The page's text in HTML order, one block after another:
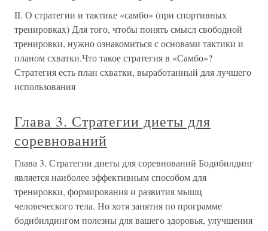
II. О стратегии и тактике «самбо» (при спортивных
тренировках) Для того, чтобы понять смысл свободной
тренировки, нужно ознакомиться с основами тактики и
планом схватки.Что такое стратегия в «Самбо»?
Стратегия есть план схватки, выработанный для лучшего
использования
Глава 3. Стратегии диеты для
соревнований
Глава 3. Стратегии диеты для соревнований Бодибилдинг
является наиболее эффективным способом для
тренировки, формирования и развития мышц
человеческого тела. Но хотя занятия по программе
бодибилдингом полезны для вашего здоровья, улучшения